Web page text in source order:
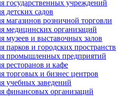
государственных учреждений
детских садов
магазинов розничной торговли
медицинских организаций
музеев и выставочных залов
парков и городских пространств
промышленных предприятий
ресторанов и кафе
торговых и бизнес центров
учебных заведений
финансовых организаций